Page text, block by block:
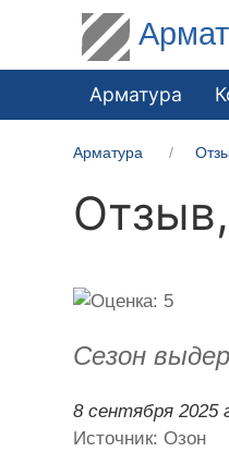
Арматура
Арматура
Отзыв,
Cезон
8 сентября 2025
Источник: Озон